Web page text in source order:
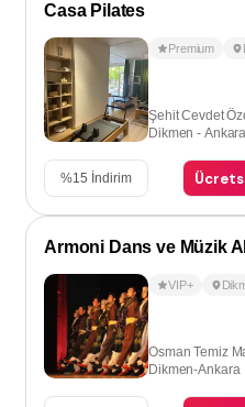
Casa Pilates
Premium
Şehit Cevdet
Dikmen - Ankara
%15 İndirim
Armoni Dans ve Müzik
VIP+
Osman Temiz
Dikmen-Ankara